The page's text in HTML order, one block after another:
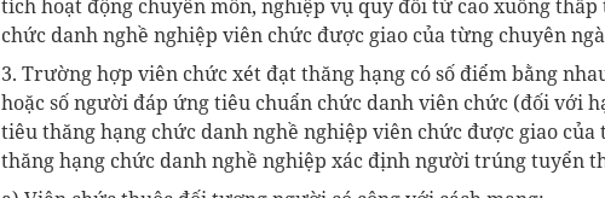
tích hoạt động chuyên môn, nghiệp vụ quy đổi từ cao xuống
chức danh nghề nghiệp viên chức được giao của từng chuyên
3. Trường hợp viên chức xét đạt thăng hạng có số điểm bằng
hoặc số người đáp ứng tiêu chuẩn chức danh viên chức (đối với
tiêu thăng hạng chức danh nghề nghiệp viên chức được giao
thăng hạng chức danh nghề nghiệp xác định người trúng tuyển